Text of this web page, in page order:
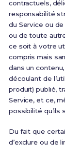
contractuels,
responsabilité
du Service ou
ou de toute
ce soit à votre
compris mais
dans un
découlant de
produit) publié,
Service, et ce,
possibilité qu’ils
Du fait que
d’exclure ou de